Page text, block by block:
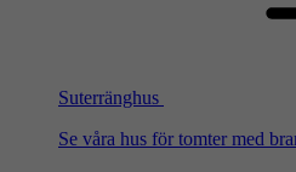
Suterränghus
Se våra hus för tomter med